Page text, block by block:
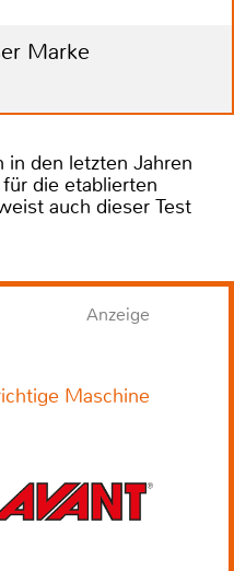
Marke
in den letzten Jahren
die etablierten
auch dieser Test
Anzeige
Maschine